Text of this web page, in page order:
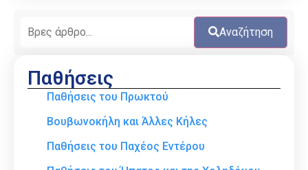
Αναζήτηση
Παθήσεις
Παθήσεις του Πρωκτού
Βουβωνοκήλη και Άλλες Κήλες
Παθήσεις του Παχέος Εντέρου